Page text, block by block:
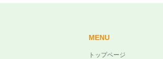
MENU
トップページ